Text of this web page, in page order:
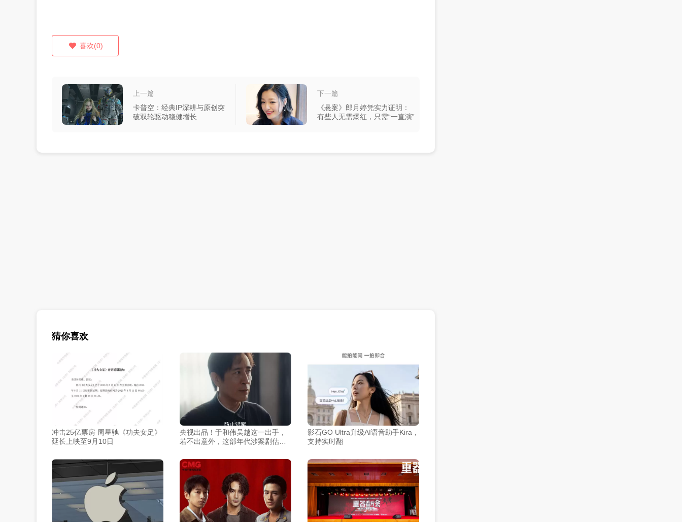
喜欢(0)
上一篇
卡普空：经典IP深耕与原创突
破双轮驱动稳健增长
下一篇
《悬案》郎月婷凭实力证明：
有些人无需爆红，只需“一直演”
猜你喜欢
冲击25亿票房 周星驰《功夫女足》
延长上映至9月10日
央视出品！于和伟吴越这一出手，
若不出意外，这部年代涉案剧估计
影石GO Ultra升级AI语音助手Kira，
支持实时翻